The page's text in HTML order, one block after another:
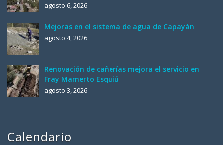
agosto 6, 2026
Mejoras en el sistema de agua de Capayán
agosto 4, 2026
Renovación de cañerías mejora el servicio en
Fray Mamerto Esquiú
agosto 3, 2026
Calendario